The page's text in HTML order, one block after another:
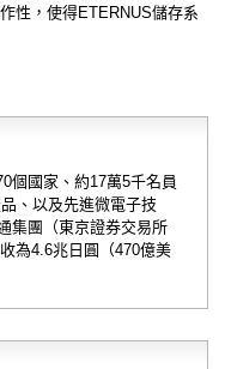
性，使得ETERNUS儲存系
個國家、約17萬5千名員
、以及先進微電子技
集團（東京證券交易所
為4.6兆日圓（470億美